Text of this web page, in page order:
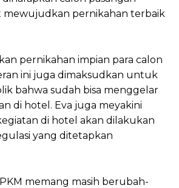
mewujudkan pernikahan terbaik
pernikahan impian para calon
ini juga dimaksudkan untuk
bahwa sudah bisa menggelar
di hotel. Eva juga meyakini
di hotel akan dilakukan
yang ditetapkan
memang masih berubah-